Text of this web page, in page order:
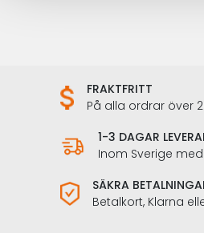
FRAKTFRITT
På alla ordrar över
1-3 DAGAR
Inom Sverige med
SÄKRA
Betalkort, Klarna